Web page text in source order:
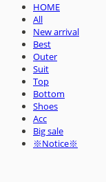
HOME
All
New arrival
Best
Outer
Suit
Top
Bottom
Shoes
Acc
Big sale
※Notice※